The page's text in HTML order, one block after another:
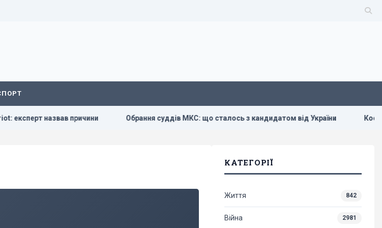
назвав причини Обрання суддів МКС: що сталось з кандидатом від України Космічна
КАТЕГОРІЇ
Життя 842
Війна 2981